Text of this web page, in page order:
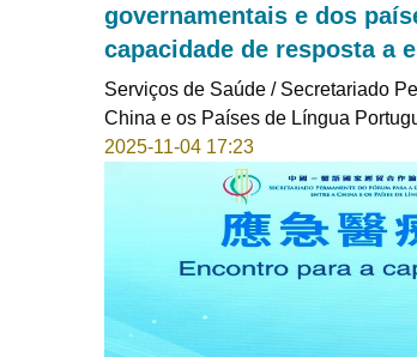
governamentais e dos
capacidade de resposta a
Serviços de Saúde / Secretariado
China e os Países de Língua
2025-11-04 17:23